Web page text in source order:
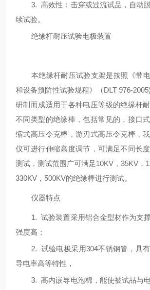
3. 高效性：击穿或过流试品，自动
续试验。
绝缘杆耐压试验电极装置
本绝缘杆耐压试验支架是按照《带
和设备预防性试验规程》（DLT 976-2005)
研制而成适用于各种电压等级的绝缘杆
不同类型的绝缘棒，包括常见的，接口
缩式高压令克棒，游刃式高压令克棒，
仪可进行伸缩高度调节，可满足不同长
测试，测试范围广可满足10KV ， 35KV ，
330KV ， 500KV的绝缘棒进行测试。
仪器特点
1. 试验装置采用铝合金型材作为支
强度高；
2. 试验电极采用304不锈钢管，具
导电率高等特性，
3. 高内嵌导电泡棉，能使被试品与